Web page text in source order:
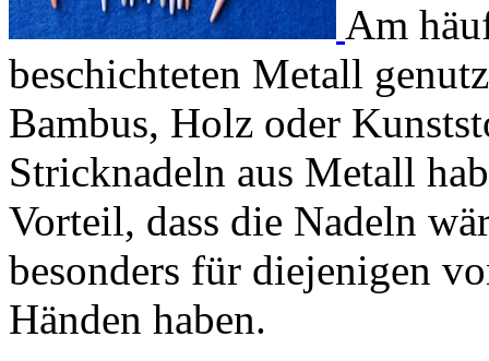
Am
beschichteten Metall
Bambus, Holz oder
Stricknadeln aus Metall
Vorteil, dass die Nadeln
besonders für diejenigen
Händen haben.